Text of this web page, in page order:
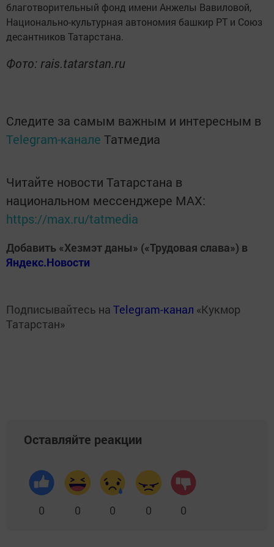
благотворительный фонд имени Анжелы Вавиловой,
Национально-культурная автономия башкир РТ и Союз
десантников Татарстана.
Фото: rais.tatarstan.ru
Следите за самым важным и интересным в
Telegram-канале Татмедиа
Читайте новости Татарстана в
национальном мессенджере MАХ:
https://max.ru/tatmedia
Добавить «Хезмэт даны» («Трудовая слава») в
Яндекс.Новости
Подписывайтесь на Telegram-канал «Кукмор
Татарстан»
Оставляйте реакции
0 0 0 0 0